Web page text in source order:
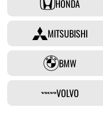
HONDA
MITSUBISHI
BMW
VOLVO